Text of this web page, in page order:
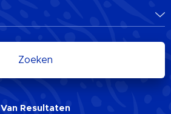
Zoeken
Van Resultaten